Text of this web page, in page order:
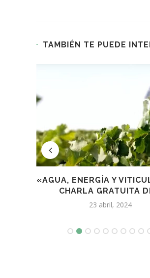
TAMBIÉN TE PUEDE
«AGUA, ENERGÍA Y
CHARLA GRATUITA
23 abril, 2024